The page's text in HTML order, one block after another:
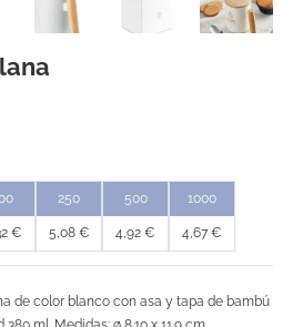
€
250
5,08 €
500
4,92 €
1000
4,67 €
de color blanco con asa y tapa de bambú